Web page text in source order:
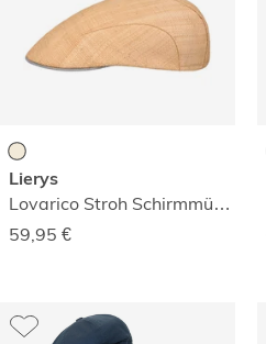
Lierys
Lovarico Stroh Schirmmütze
59,95 €